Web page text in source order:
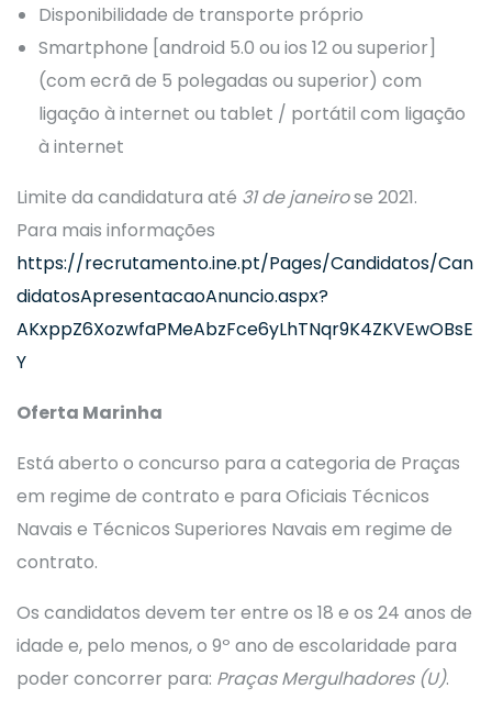
Disponibilidade de transporte próprio
Smartphone [android 5.0 ou ios 12 ou superior]
(com ecrã de 5 polegadas ou superior) com
ligação à internet ou tablet / portátil com ligação
à internet
Limite da candidatura até 31 de janeirose 2021.
Para mais informações
https://recrutamento.ine.pt/Pages/Candidatos/Can
didatosApresentacaoAnuncio.aspx?
AKxppZ6XozwfaPMeAbzFce6yLhTNqr9K4ZKVEwOBsE
Y
Oferta Marinha
Está aberto o concurso para a categoria de Praças
em regime de contrato e para Oficiais Técnicos
Navais e Técnicos Superiores Navais em regime de
contrato.
Os candidatos devem ter entre os 18 e os 24 anos de
idade e, pelo menos, o 9º ano de escolaridade para
poder concorrer para: Praças Mergulhadores (U)​.